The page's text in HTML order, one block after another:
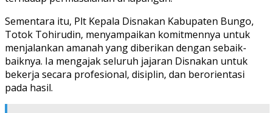
Sementara itu, Plt Kepala Disnakan Kabupaten Bungo,
Totok Tohirudin, menyampaikan komitmennya untuk
menjalankan amanah yang diberikan dengan sebaik-
baiknya. Ia mengajak seluruh jajaran Disnakan untuk
bekerja secara profesional, disiplin, dan berorientasi
pada hasil.